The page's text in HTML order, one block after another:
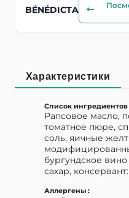
BÉNÉDICTA
Характеристики
Список ингредиентов
Рапсовое масло,
томатное пюре,
соль, яичные
бургундское
сахар,
Аллергены :